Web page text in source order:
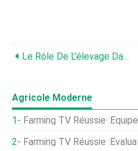
Le Rôle De L'élevage Dans Un Climat Changeant
Agricole Moderne
Farming TV Réussie
Farming TV Réussie